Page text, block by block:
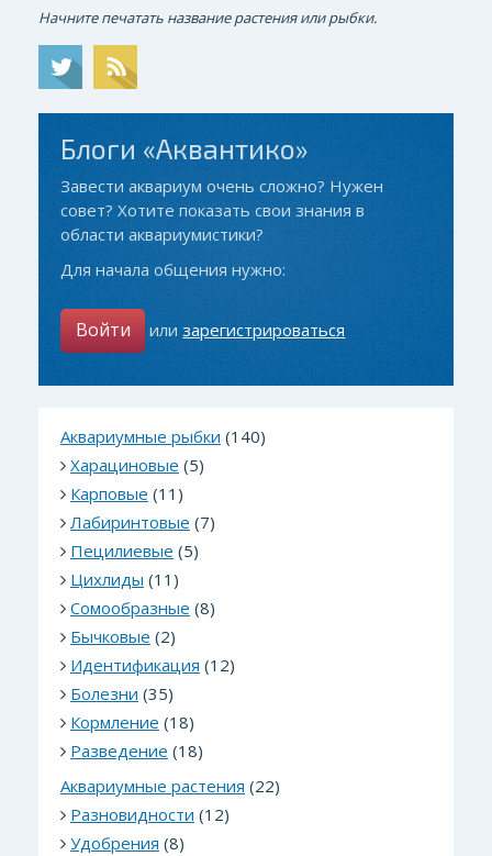
Начните печатать название растения или рыбки.
Блоги «Аквантико»
Завести аквариум очень сложно? Нужен
совет? Хотите показать свои знания в
области аквариумистики?
Для начала общения нужно:
Войти илизарегистрироваться
Аквариумные рыбки (140)
Харациновые (5)
Карповые (11)
Лабиринтовые (7)
Пецилиевые (5)
Цихлиды (11)
Сомообразные (8)
Бычковые (2)
Идентификация (12)
Болезни (35)
Кормление (18)
Разведение (18)
Аквариумные растения (22)
Разновидности (12)
Удобрения (8)